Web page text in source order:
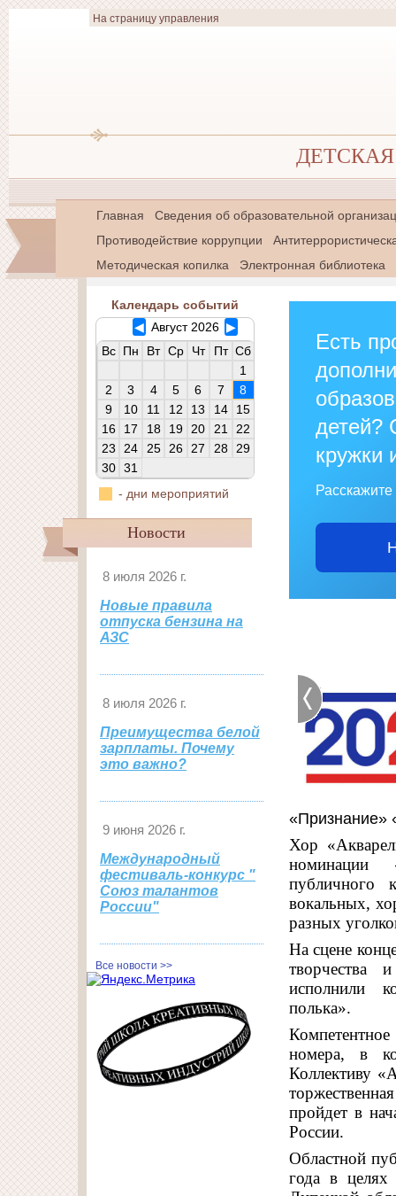
На страницу управления
ДЕТСКАЯ
Главная
Сведения об образовательной
Противодействие коррупции
Методическая копилка
Электронная библиотека
Календарь событий
◀ Август 2026 ▶
Вс Пн Вт Ср Чт Пт Сб
1
2
3 4 5 6 7
8
9
10 11 12 13 14
15
16
17 18 19 20 21
22
23
24 25 26 27 28
29
30 31
- дни мероприятий
Новости
8 июля 2026 г.
Новые правила
отпуска бензина на
АЗС
8 июля 2026 г.
Преимущества белой
зарплаты. Почему
это важно?
9 июня 2026 г.
Международный
фестиваль-конкурс "
Союз талантов
России"
Все новости >>
Есть
детей?
кружки
«Признание»
Хор
номинации
публичного
вокальных,
разных
На сцене
творчества
исполнили
полька».
номера, в
Коллективу
пройдет в
России.
Областной
года в целях